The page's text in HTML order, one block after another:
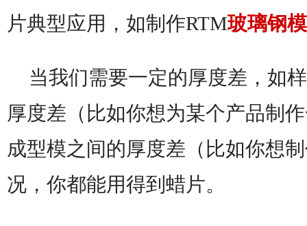
片典型应用，如制作RTM玻璃钢
当我们需要一定的厚度差，如
厚度差（比如你想为某个产品制
成型模之间的厚度差（比如你想
况，你都能用得到蜡片。